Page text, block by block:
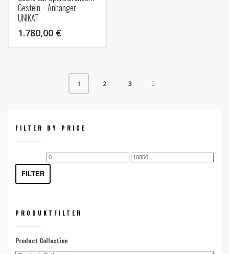
Gestein – Anhänger –
UNIKAT
1.780,00 €
1 2 3
FILTER BY PRICE
Min.
Max.
FILTER
PRODUKTFILTER
Product Collection